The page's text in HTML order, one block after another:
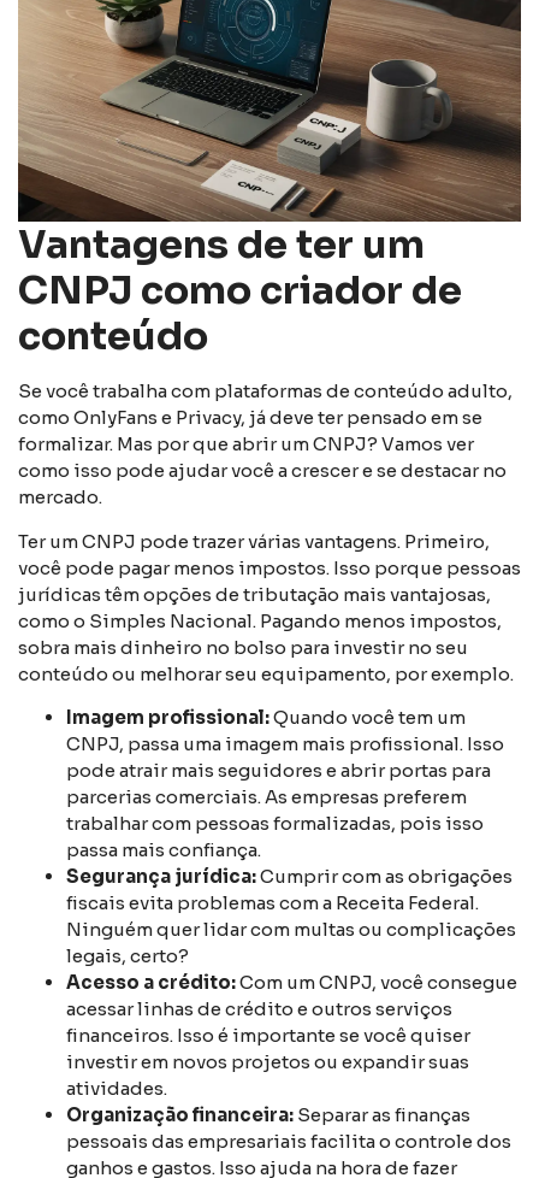
Vantagens de ter um
CNPJ como criador de
conteúdo
Se você trabalha com plataformas de conteúdo adulto,
como OnlyFans e Privacy, já deve ter pensado em se
formalizar. Mas por que abrir um CNPJ? Vamos ver
como isso pode ajudar você a crescer e se destacar no
mercado.
Ter um CNPJ pode trazer várias vantagens. Primeiro,
você pode pagar menos impostos. Isso porque pessoas
jurídicas têm opções de tributação mais vantajosas,
como o Simples Nacional. Pagando menos impostos,
sobra mais dinheiro no bolso para investir no seu
conteúdo ou melhorar seu equipamento, por exemplo.
Imagem profissional:Quando você tem um
CNPJ, passa uma imagem mais profissional. Isso
pode atrair mais seguidores e abrir portas para
parcerias comerciais. As empresas preferem
trabalhar com pessoas formalizadas, pois isso
passa mais confiança.
Segurança jurídica:Cumprir com as obrigações
fiscais evita problemas com a Receita Federal.
Ninguém quer lidar com multas ou complicações
legais, certo?
Acesso a crédito:Com um CNPJ, você consegue
acessar linhas de crédito e outros serviços
financeiros. Isso é importante se você quiser
investir em novos projetos ou expandir suas
atividades.
Organização financeira: Separar as finanças
pessoais das empresariais facilita o controle dos
ganhos e gastos. Isso ajuda na hora de fazer